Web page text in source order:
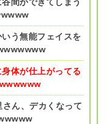
いう無能フェイスを
体が仕上がってる
さん、デカくなって